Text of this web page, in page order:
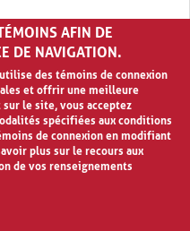
AFIN DE
DE NAVIGATION.
des témoins de connexion
et offrir une meilleure
le site, vous acceptez
spécifiées aux conditions
de connexion en modifiant
plus sur le recours aux
de vos renseignements